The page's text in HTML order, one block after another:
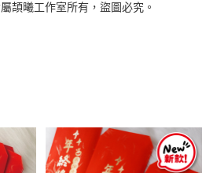
頡曦工作室所有，盜圖必究。